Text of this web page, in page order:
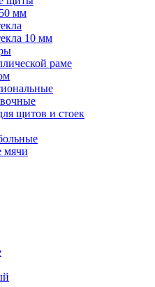
мм
10 мм
раме
щитов и стоек
мячи